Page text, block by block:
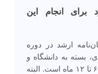
برای انجام این
ارشد در دوره
بسته به دانشگاه و
پیچیدگی موضوع، معمولاً بین ۶ تا ۱۲ ماه است. البته